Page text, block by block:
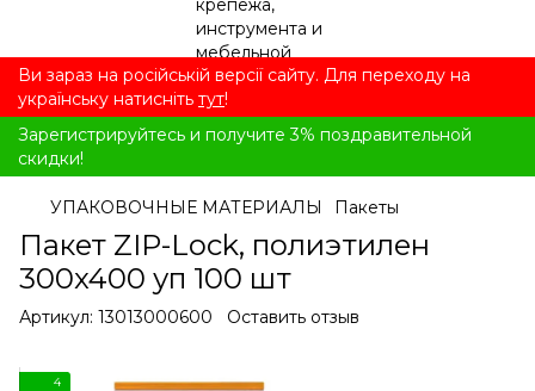
Ви зараз на російській версії сайту. Для переходу на
українську натисніть тут!
Зарегистрируйтесь и получите 3% поздравительной
скидки!
УПАКОВОЧНЫЕ МАТЕРИАЛЫ Пакеты
Пакет ZIP-Lock, полиэтилен
300x400 уп 100 шт
Артикул: 13013000600 Оставить отзыв
4